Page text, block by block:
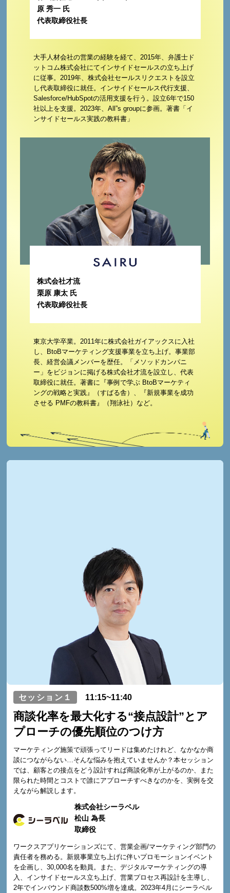
原 秀一 氏
代表取締役社長
大手人材会社の営業の経験を経て、2015年、弁護士ド
ットコム株式会社にてインサイドセールスの立ち上げ
に従事。2019年、株式会社セールスリクエストを設立
し代表取締役に就任。インサイドセールス代行支援、
Salesforce/HubSpotの活用支援を行う。設立6年で150
社以上を支援。2023年、All”s groupに参画。著書「イ
ンサイドセールス実践の教科書」
株式会社才流
栗原 康太 氏
代表取締役社長
東京大学卒業。2011年に株式会社ガイアックスに入社
し、BtoBマーケティング支援事業を立ち上げ。事業部
長、経営会議メンバーを歴任。「メソッドカンパニ
ー」をビジョンに掲げる株式会社才流を設立し、代表
取締役に就任。著書に『事例で学ぶ BtoBマーケティ
ングの戦略と実践』（すばる舎）、『新規事業を成功
させる PMFの教科書』（翔泳社）など。
セッション１ 11:15~11:40
商談化率を最大化する“接点設計”とア
プローチの優先順位のつけ方
マーケティング施策で頑張ってリードは集めたけれど、なかなか商
談につながらない…そんな悩みを抱えていませんか？本セッション
では、顧客との接点をどう設計すれば商談化率が上がるのか、また
限られた時間とコストで誰にアプローチすべきなのかを、実例を交
えながら解説します。
株式会社シーラベル
松山 為長
取締役
ワークスアプリケーションズにて、営業企画/マーケティング部門の
責任者を務める。新規事業立ち上げに伴いプロモーションイベント
を企画し、30,000名を動員。また、デジタルマーケティングの導
入、インサイドセールス立ち上げ、営業プロセス再設計を主導し、
2年でインバウンド商談数500%増を達成。2023年4月にシーラベル